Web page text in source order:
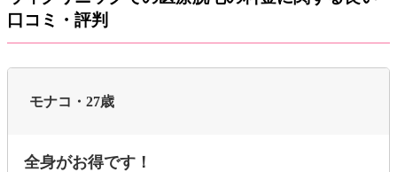
口コミ・評判
モナコ・27歳
全身がお得です！